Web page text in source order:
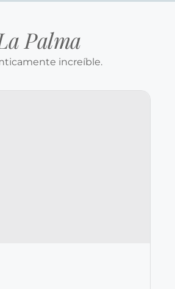
Palma
increíble.